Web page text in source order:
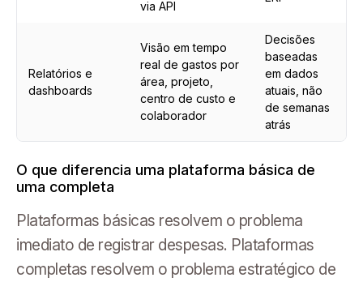
via API
Relatórios e
dashboards
Visão em tempo
real de gastos por
área, projeto,
centro de custo e
colaborador
Decisões
baseadas
em dados
atuais, não
de semanas
atrás
O que diferencia uma plataforma básica de
uma completa
Plataformas básicas resolvem o problema
imediato de registrar despesas. Plataformas
completas resolvem o problema estratégico de